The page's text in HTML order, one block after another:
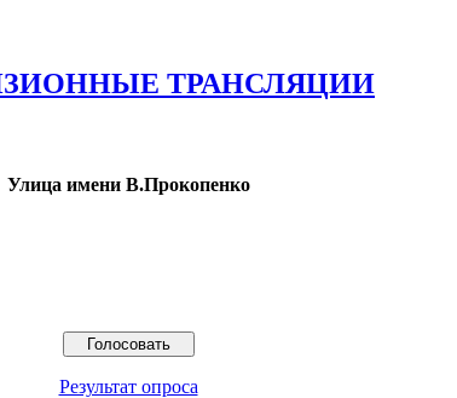
ТРАНСЛЯЦИИ
Улица имени В.Прокопенко
Результат опроса